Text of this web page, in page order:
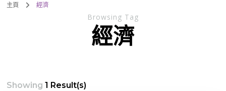
主頁 經濟
Browsing Tag
經濟
Showing1 Result(s)